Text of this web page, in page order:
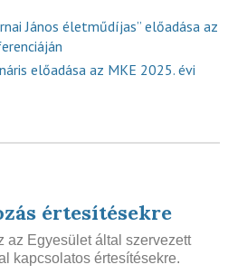
János életműdíjas” előadása az
előadása az MKE 2025. évi
értesítésekre
az Egyesület által szervezett
kapcsolatos értesítésekre.